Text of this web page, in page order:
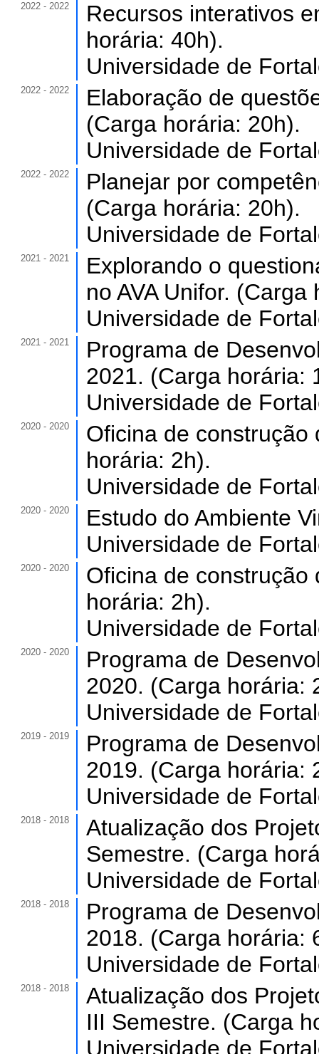
2022 - 2022
Recursos interativos
horária: 40h).
Universidade de
2022 - 2022
Elaboração de
(Carga horária: 20h).
Universidade de
2022 - 2022
Planejar por
(Carga horária: 20h).
Universidade de
2021 - 2021
Explorando o
no AVA Unifor. (Carga
Universidade de
2021 - 2021
Programa de
2021. (Carga horária:
Universidade de
2020 - 2020
Oficina de
horária: 2h).
Universidade de
2020 - 2020
Estudo do Ambiente
Universidade de
2020 - 2020
Oficina de
horária: 2h).
Universidade de
2020 - 2020
Programa de
2020. (Carga horária:
Universidade de
2019 - 2019
Programa de
2019. (Carga horária:
Universidade de
2018 - 2018
Atualização dos
Semestre. (Carga
Universidade de
2018 - 2018
Programa de
2018. (Carga horária:
Universidade de
2018 - 2018
Atualização dos
III Semestre. (Carga
Universidade de